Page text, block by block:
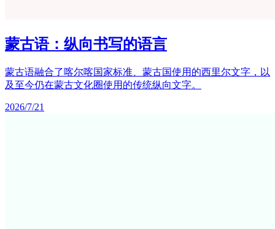
蒙古语：纵向书写的语言
蒙古语融合了喀尔喀国家标准、蒙古国使用的西里尔文字，以
及至今仍在蒙古文化圈使用的传统纵向文字。
2026/7/21